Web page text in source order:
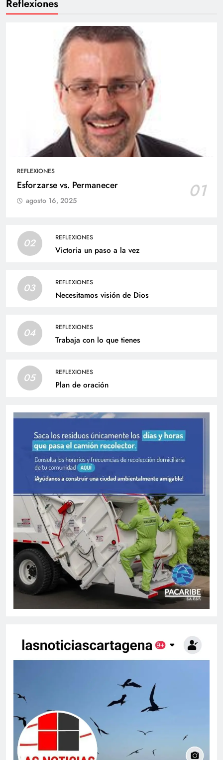
Reflexiones
REFLEXIONES
Esforzarse vs. Permanecer 01
agosto 16, 2025
02 REFLEXIONES
Victoria un paso a la vez
03 REFLEXIONES
Necesitamos visión de Dios
04 REFLEXIONES
Trabaja con lo que tienes
05 REFLEXIONES
Plan de oración